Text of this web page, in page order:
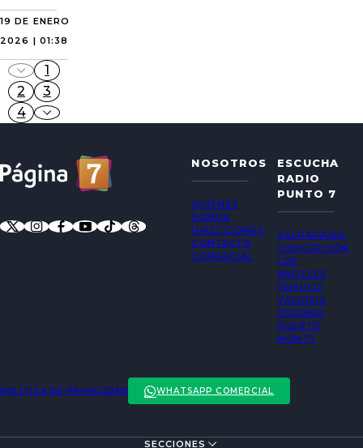
19 DE ENERO
2026 | 01:38
1
2
3
4
NOSOTROS
QUIÉNES
SOMOS
DIRECCIONES
CONTACTO
COMERCIAL
ESCUCHA
RADIO
PUNTO 7
VALPARAÍSO
CONCEPCIÓN
LOS
ÁNGELES
TEMUCO
VALDIVIA
OSORNO
PUERTO
MONTT
POLÍTICA DE PRIVACIDAD WHATSAPP COMERCIAL
SECCIONES